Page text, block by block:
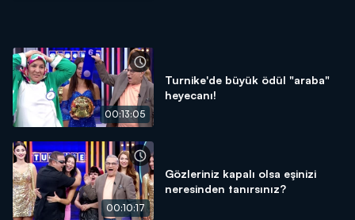
00:13:05
Turnike'de büyük ödül "araba"
heyecanı!
00:10:17
Gözleriniz kapalı olsa eşinizi
neresinden tanırsınız?